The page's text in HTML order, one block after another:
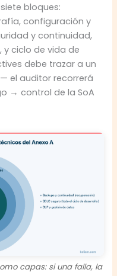
bloques:
configuración y
y continuidad,
y ciclo de vida de
debe trazar a un
— el auditor recorrerá
→ control de la SoA
capas: si una falla, la